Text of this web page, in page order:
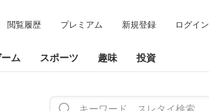
閲覧履歴 プレミアム 新規登録 ログイン
ム スポーツ 趣味 投資